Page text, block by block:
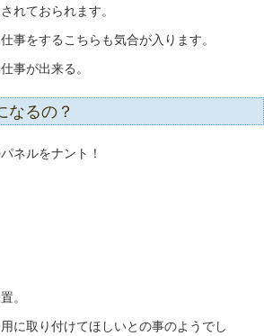
れておられます。
事をするこちらも気合が入ります。
事が出来る。
なるの？
ネルをナント！
。
に取り付けてほしいとの事のようでし